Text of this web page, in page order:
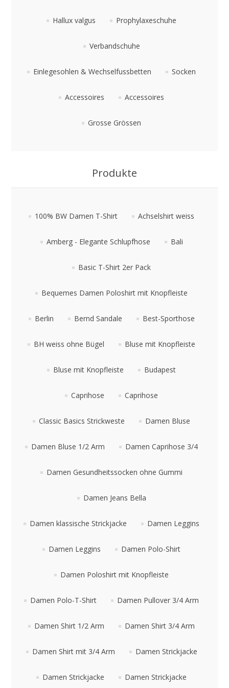
Hallux valgus Prophylaxeschuhe
Verbandschuhe
Einlegesohlen & Wechselfussbetten Socken
Accessoires Accessoires
Grosse Grössen
Produkte
100% BW Damen T-Shirt Achselshirt weiss
Amberg - Elegante Schlupfhose Bali
Basic T-Shirt 2er Pack
Bequemes Damen Poloshirt mit Knopfleiste
Berlin Bernd Sandale Best-Sporthose
BH weiss ohne Bügel Bluse mit Knopfleiste
Bluse mit Knopfleiste Budapest
Caprihose Caprihose
Classic Basics Strickweste Damen Bluse
Damen Bluse 1/2 Arm Damen Caprihose 3/4
Damen Gesundheitssocken ohne Gummi
Damen Jeans Bella
Damen klassische Strickjacke Damen Leggins
Damen Leggins Damen Polo-Shirt
Damen Poloshirt mit Knopfleiste
Damen Polo-T-Shirt Damen Pullover 3/4 Arm
Damen Shirt 1/2 Arm Damen Shirt 3/4 Arm
Damen Shirt mit 3/4 Arm Damen Strickjacke
Damen Strickjacke Damen Strickjacke